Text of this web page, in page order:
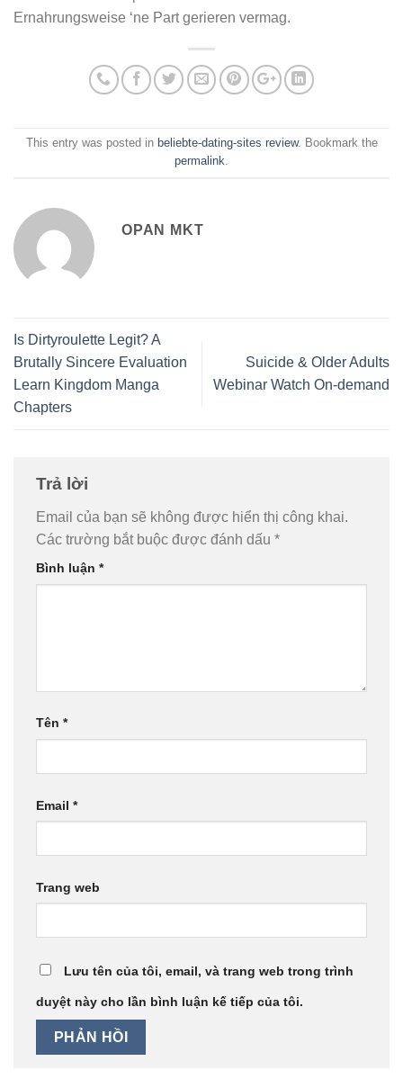
Ernahrungsweise ‘ne Part gerieren vermag.
This entry was posted in beliebte-dating-sites review. Bookmark the
permalink.
OPAN MKT
Is Dirtyroulette Legit? A
Brutally Sincere Evaluation
Learn Kingdom Manga
Chapters
Suicide & Older Adults
Webinar Watch On-demand
Trả lời
Email của bạn sẽ không được hiển thị công khai.
Các trường bắt buộc được đánh dấu *
Bình luận *
Tên *
Email *
Trang web
Lưu tên của tôi, email, và trang web trong trình
duyệt này cho lần bình luận kế tiếp của tôi.